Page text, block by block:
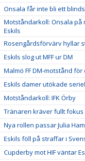
Onsala får inte bli ett
Motståndarkoll: Onsala på
Eskils
Rosengårdsförvärv hyllar
Eskils slog ut MFF ur DM
Malmö FF DM-motstånd
Eskils damer utökade
Motståndarkoll: IFK Örby
Tränaren kräver fullt fokus
Nya rollen passar Julia
Eskils föll på straffar i
Cupderby mot HIF väntar